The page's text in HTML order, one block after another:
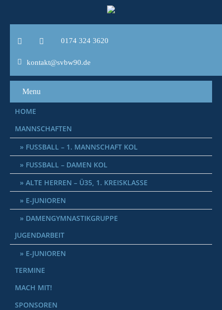
0174 324 3620
kontakt@svbw90.de
Menu
HOME
MANNSCHAFTEN
FUSSBALL – 1. MANNSCHAFT KOL
FUSSBALL – DAMEN KOL
ALTE HERREN – Ü35, 1. KREISKLASSE
E-JUNIOREN
DAMENGYMNASTIKGRUPPE
JUGENDARBEIT
E-JUNIOREN
TERMINE
MACH MIT!
SPONSOREN